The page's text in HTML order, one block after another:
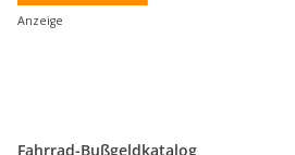
Anzeige
Fahrrad-Bußgeldkatalog